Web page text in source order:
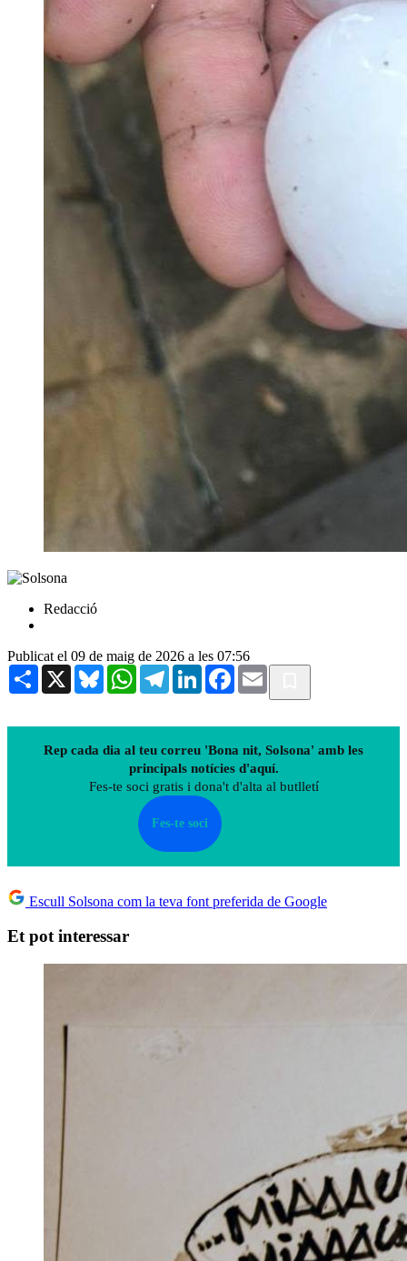
Redacció
Publicat el 09 de maig de 2026 a les 07:56
Share X BlueskyWhatsAppTelegramLinkedInFacebook
Email
Rep cada dia al teu correu 'Bona nit, Solsona' amb les
principals notícies d'aquí.
Fes-te soci gratis i dona't d'alta al butlletí
Fes-te soci
Escull Solsona com la teva font preferida de Google
Et pot interessar